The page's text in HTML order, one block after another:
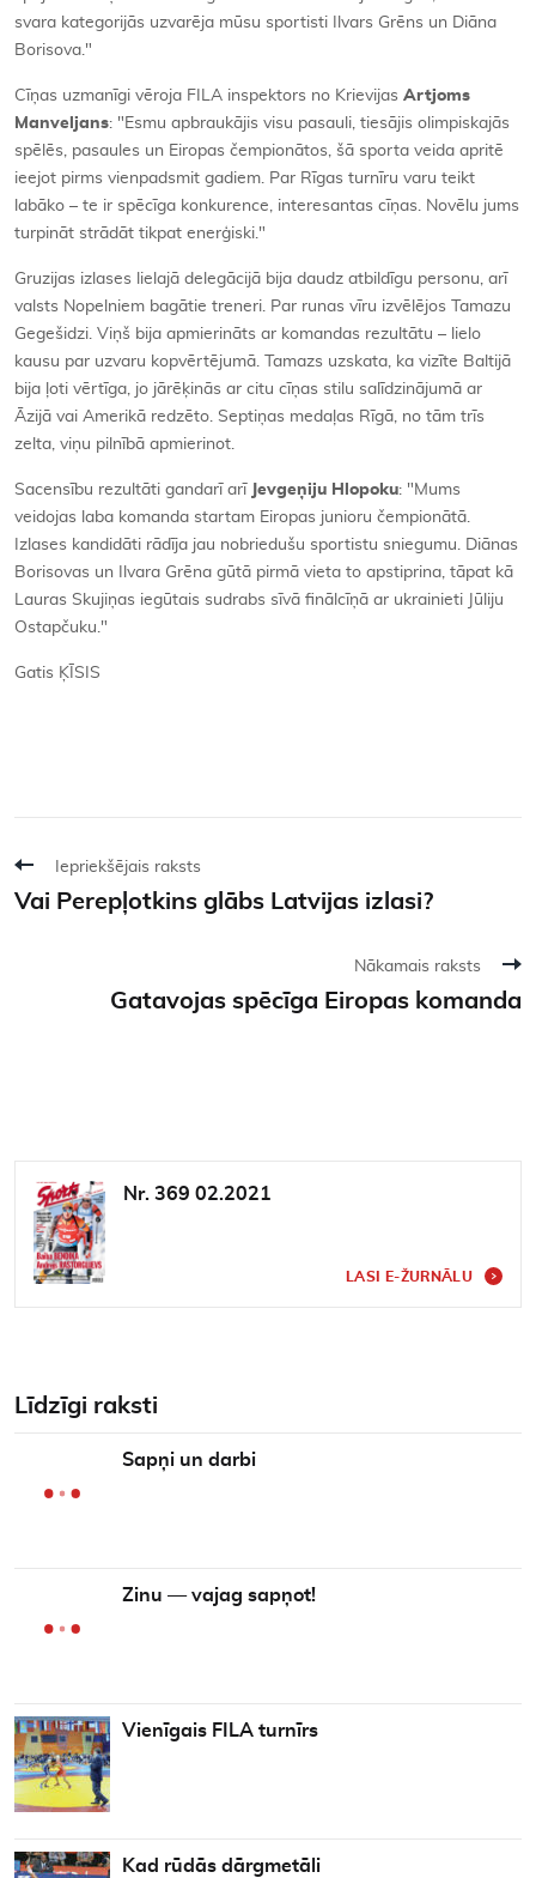
svara kategorijās uzvarēja mūsu sportisti Ilvars Grēns un Diāna
Borisova."
Cīņas uzmanīgi vēroja FILA inspektors no Krievijas Artjoms
Manveljans: "Esmu apbraukājis visu pasauli, tiesājis olimpiskajās
spēlēs, pasaules un Eiropas čempionātos, šā sporta veida apritē
ieejot pirms vienpadsmit gadiem. Par Rīgas turnīru varu teikt
labāko – te ir spēcīga konkurence, interesantas cīņas. Novēlu jums
turpināt strādāt tikpat enerģiski."
Gruzijas izlases lielajā delegācijā bija daudz atbildīgu personu, arī
valsts Nopelniem bagātie treneri. Par runas vīru izvēlējos Tamazu
Gegešidzi. Viņš bija apmierināts ar komandas rezultātu – lielo
kausu par uzvaru kopvērtējumā. Tamazs uzskata, ka vizīte Baltijā
bija ļoti vērtīga, jo jārēķinās ar citu cīņas stilu salīdzinājumā ar
Āzijā vai Amerikā redzēto. Septiņas medaļas Rīgā, no tām trīs
zelta, viņu pilnībā apmierinot.
Sacensību rezultāti gandarī arī Jevgeņiju Hlopoku: "Mums
veidojas laba komanda startam Eiropas junioru čempionātā.
Izlases kandidāti rādīja jau nobriedušu sportistu sniegumu. Diānas
Borisovas un Ilvara Grēna gūtā pirmā vieta to apstiprina, tāpat kā
Lauras Skujiņas iegūtais sudrabs sīvā finālcīņā ar ukrainieti Jūliju
Ostapčuku."
Gatis ĶĪSIS
Iepriekšējais raksts
Vai Perepļotkins glābs Latvijas izlasi?
Nākamais raksts
Gatavojas spēcīga Eiropas komanda
Nr. 369 02.2021
LASI E-ŽURNĀLU
Līdzīgi raksti
Sapņi un darbi
Zinu — vajag sapņot!
Vienīgais FILA turnīrs
Kad rūdās dārgmetāli